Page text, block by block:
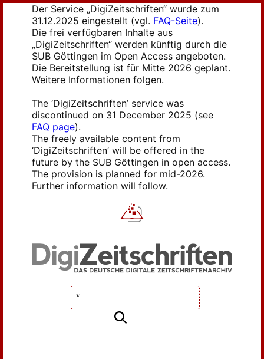
Der Service „DigiZeitschriften“ wurde zum
31.12.2025 eingestellt (vgl. FAQ-Seite).
Die frei verfügbaren Inhalte aus
„DigiZeitschriften“ werden künftig durch die
SUB Göttingen im Open Access angeboten.
Die Bereitstellung ist für Mitte 2026 geplant.
Weitere Informationen folgen.
The ‘DigiZeitschriften’ service was
discontinued on 31 December 2025 (see
FAQ page).
The freely available content from
‘DigiZeitschriften’ will be offered in the
future by the SUB Göttingen in open access.
The provision is planned for mid-2026.
Further information will follow.